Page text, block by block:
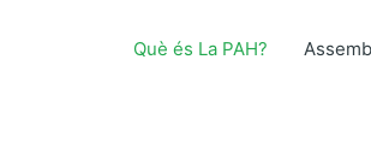
Què és La PAH?